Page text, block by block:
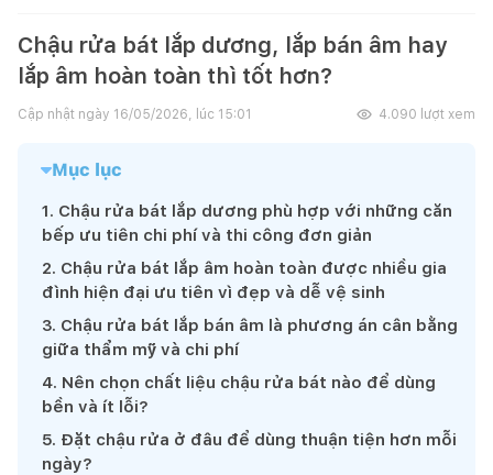
Chậu rửa bát lắp dương, lắp bán âm hay
lắp âm hoàn toàn thì tốt hơn?
Cập nhật ngày 16/05/2026, lúc 15:01 4.090 lượt xem
Mục lục
1. Chậu rửa bát lắp dương phù hợp với những căn
bếp ưu tiên chi phí và thi công đơn giản
2. Chậu rửa bát lắp âm hoàn toàn được nhiều gia
đình hiện đại ưu tiên vì đẹp và dễ vệ sinh
3. Chậu rửa bát lắp bán âm là phương án cân bằng
giữa thẩm mỹ và chi phí
4. Nên chọn chất liệu chậu rửa bát nào để dùng
bền và ít lỗi?
5. Đặt chậu rửa ở đâu để dùng thuận tiện hơn mỗi
ngày?